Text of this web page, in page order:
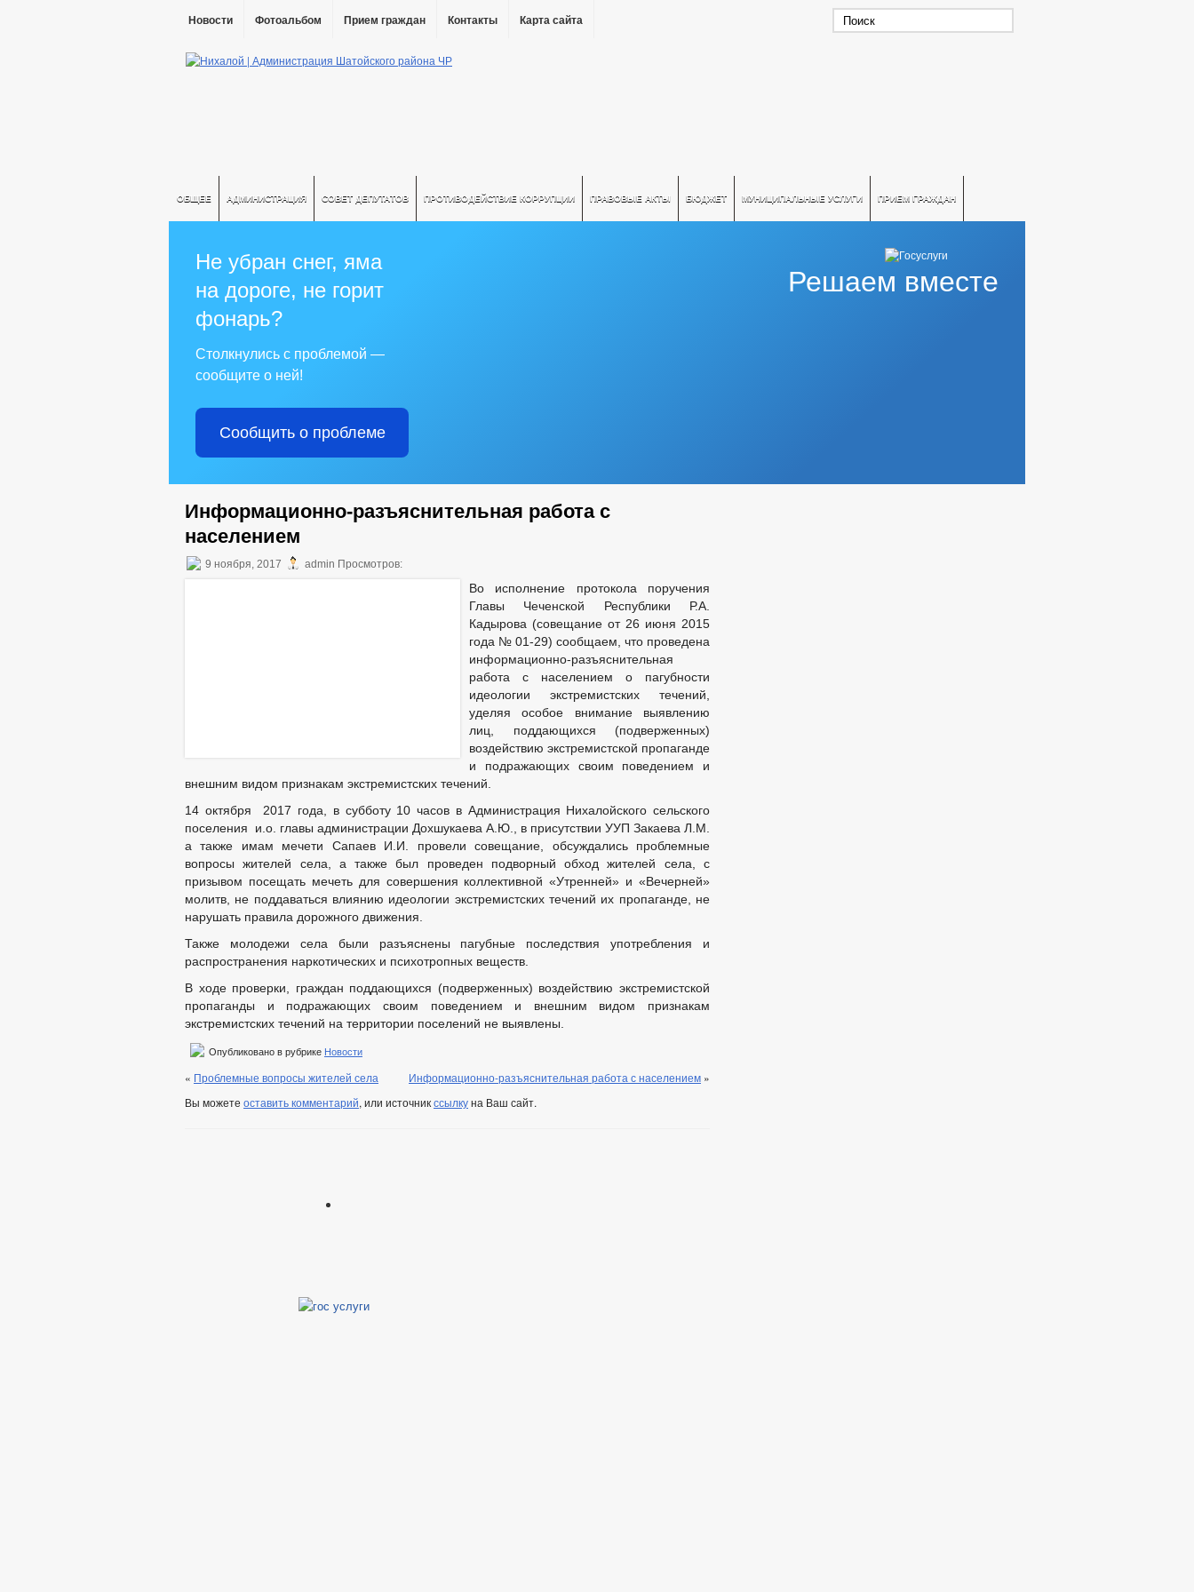
Новости Фотоальбом Прием граждан Контакты Карта сайта
ОБЩЕЕ АДМИНИСТРАЦИЯ СОВЕТ ДЕПУТАТОВ ПРОТИВОДЕЙСТВИЕ КОРРУПЦИИ ПРАВОВЫЕ АКТЫ БЮДЖЕТ МУНИЦИПАЛЬНЫЕ УСЛУГИ ПРИЕМ ГРАЖДАН
Решаем вместе
Не убран снег, яма
на дороге, не горит
фонарь?
Столкнулись с проблемой —
сообщите о ней!
Сообщить о проблеме
Информационно-разъяснительная работа с
населением
9 ноября, 2017 admin Просмотров:
Во исполнение протокола поручения
Главы Чеченской Республики Р.А.
Кадырова (совещание от 26 июня 2015
года № 01-29) сообщаем, что проведена
информационно-разъяснительная
работа с населением о пагубности
идеологии экстремистских течений,
уделяя особое внимание выявлению
лиц, поддающихся (подверженных)
воздействию экстремистской пропаганде
и подражающих своим поведением и
внешним видом признакам экстремистских течений.
14 октября 2017 года, в субботу 10 часов в Администрация Нихалойского сельского
поселения и.о. главы администрации Дохшукаева А.Ю., в присутствии УУП Закаева Л.М.
а также имам мечети Сапаев И.И. провели совещание, обсуждались проблемные
вопросы жителей села, а также был проведен подворный обход жителей села, с
призывом посещать мечеть для совершения коллективной «Утренней» и «Вечерней»
молитв, не поддаваться влиянию идеологии экстремистских течений их пропаганде, не
нарушать правила дорожного движения.
Также молодежи села были разъяснены пагубные последствия употребления и
распространения наркотических и психотропных веществ.
В ходе проверки, граждан поддающихся (подверженных) воздействию экстремистской
пропаганды и подражающих своим поведением и внешним видом признакам
экстремистских течений на территории поселений не выявлены.
Опубликовано в рубрике Новости
« Проблемные вопросы жителей села Информационно-разъяснительная работа с населением »
Вы можете оставить комментарий, или источникссылкуна Ваш сайт.